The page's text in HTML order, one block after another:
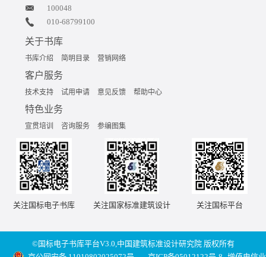
100048
010-68799100
关于书库
书库介绍 简明目录 营销网络
客户服务
技术支持 试用申请 意见反馈 帮助中心
特色业务
宣贯培训 咨询服务 参编图集
关注国标电子书库 关注国家标准建筑设计 关注国标平台
©国标电子书库平台V3.0,中国建筑标准设计研究院 版权所有